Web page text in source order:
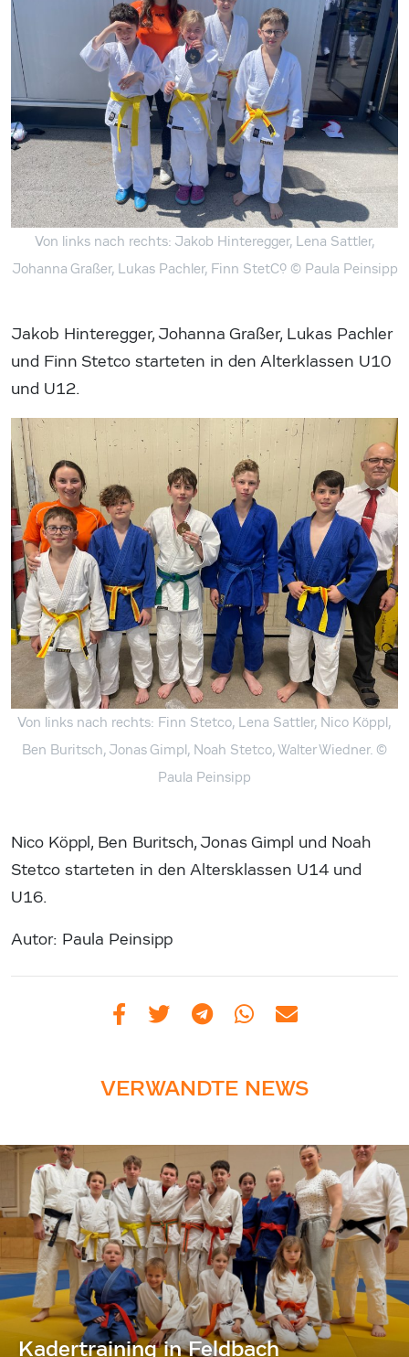
Von links nach rechts: Jakob Hinteregger, Lena Sattler,
Johanna Graßer, Lukas Pachler, Finn Stetco. © Paula Peinsipp
Jakob Hinteregger, Johanna Graßer, Lukas Pachler
und Finn Stetco starteten in den Alterklassen U10
und U12.
Von links nach rechts: Finn Stetco, Lena Sattler, Nico Köppl,
Ben Buritsch, Jonas Gimpl, Noah Stetco, Walter Wiedner. ©
Paula Peinsipp
Nico Köppl, Ben Buritsch, Jonas Gimpl und Noah
Stetco starteten in den Altersklassen U14 und
U16.
Autor: Paula Peinsipp
VERWANDTE NEWS
Kadertraining in Feldbach